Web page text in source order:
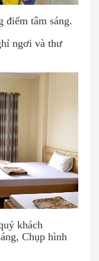
điểm tâm sáng.
ngơi và thư
khách
Chụp hình